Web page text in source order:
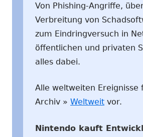
Von Phishing-Angriffe,
Verbreitung von
zum Eindringversuch in
öffentlichen und privaten
alles dabei.
Alle weltweiten Ereignisse
Archiv » Weltweit vor.
Nintendo kauft